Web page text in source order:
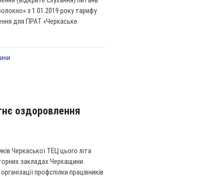
з 1.01.2019 року тарифу
для ПРАТ «Черкаське
оздоровлення
Черкаської ТЕЦ цього літа
закладах Черкащини.
профспілки працівників